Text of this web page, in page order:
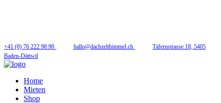
+41 (0) 76 222 98 90 hallo@dachzelthimmel.ch
Täfernstrasse 18, 5405
Baden-Dättwil
Home
Mieten
Shop